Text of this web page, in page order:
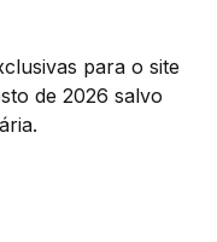
para o site
de 2026 salvo